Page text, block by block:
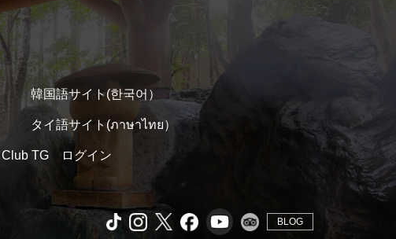
韓国語サイト(한국어）
タイ語サイト(ภาษาไทย）
Club TG ログイン
BLOG